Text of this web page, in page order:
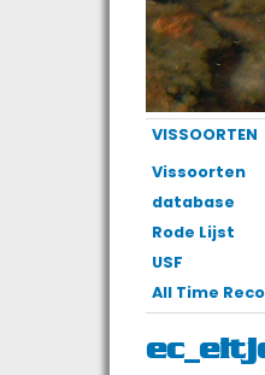
VISSOORTEN
Vissoorten
database
Rode Lijst
USF
All Time